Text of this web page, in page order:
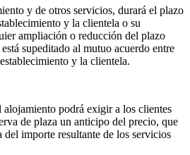
y de otros servicios, durará el plazo
y la clientela o su
ampliación o reducción del plazo
supeditado al mutuo acuerdo entre
y la clientela.
podrá exigir a los clientes
de plaza un anticipo del precio, que
del importe resultante de los servicios